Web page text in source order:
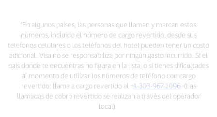
*En algunos países, las personas que llaman y marcan estos
números, incluido el número de cargo revertido, desde sus
teléfonos celulares o los teléfonos del hotel pueden tener un costo
adicional. Visa no se responsabiliza por ningún gasto incurrido. Si el
país donde te encuentras no figura en la lista, o si tienes dificultades
al momento de utilizar los números de teléfono con cargo
revertido; llama a cargo revertido al +1-303-967-1096. (Las
llamadas de cobro revertido se realizan a través del operador
local).